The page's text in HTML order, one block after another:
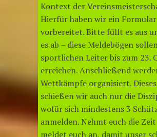
Kontext der
Hierfür haben wir ein Formular
vorbereitet. Bitte füllt es aus
es ab – diese Meldebögen
sportlichen Leiter bis zum 23.
erreichen. Anschließend
Wettkämpfe organisiert.
schießen wir auch nur die
wofür sich mindestens 3
anmelden. Nehmt euch die
meldet euch an, damit unser